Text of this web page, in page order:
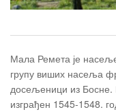
Мала Ремета је
групу виших насеља
досељеници из Босне.
изграђен 1545-1548.